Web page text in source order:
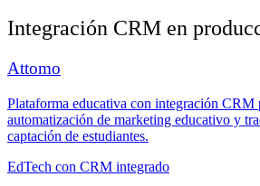
Integración CRM en
Attomo
Plataforma educativa con integración CRM
automatización de marketing educativo y
captación de estudiantes.
EdTech con CRM integrado